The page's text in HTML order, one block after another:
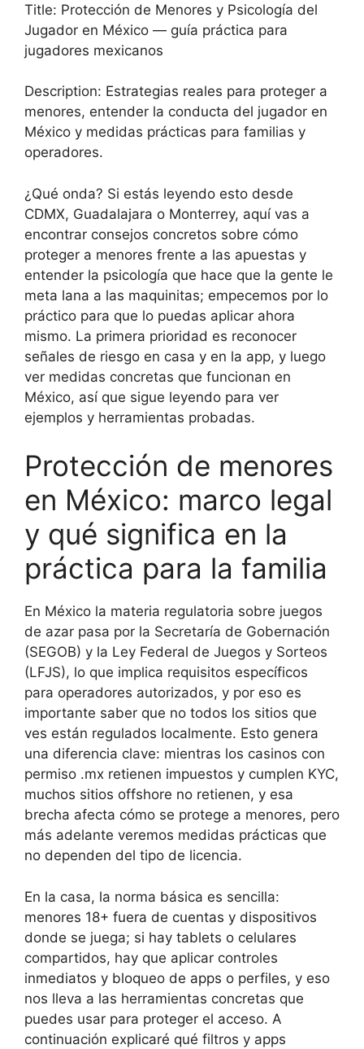
Title: Protección de Menores y Psicología del
Jugador en México — guía práctica para
jugadores mexicanos
Description: Estrategias reales para proteger a
menores, entender la conducta del jugador en
México y medidas prácticas para familias y
operadores.
¿Qué onda? Si estás leyendo esto desde
CDMX, Guadalajara o Monterrey, aquí vas a
encontrar consejos concretos sobre cómo
proteger a menores frente a las apuestas y
entender la psicología que hace que la gente le
meta lana a las maquinitas; empecemos por lo
práctico para que lo puedas aplicar ahora
mismo. La primera prioridad es reconocer
señales de riesgo en casa y en la app, y luego
ver medidas concretas que funcionan en
México, así que sigue leyendo para ver
ejemplos y herramientas probadas.
Protección de menores
en México: marco legal
y qué significa en la
práctica para la familia
En México la materia regulatoria sobre juegos
de azar pasa por la Secretaría de Gobernación
(SEGOB) y la Ley Federal de Juegos y Sorteos
(LFJS), lo que implica requisitos específicos
para operadores autorizados, y por eso es
importante saber que no todos los sitios que
ves están regulados localmente. Esto genera
una diferencia clave: mientras los casinos con
permiso .mx retienen impuestos y cumplen KYC,
muchos sitios offshore no retienen, y esa
brecha afecta cómo se protege a menores, pero
más adelante veremos medidas prácticas que
no dependen del tipo de licencia.
En la casa, la norma básica es sencilla:
menores 18+ fuera de cuentas y dispositivos
donde se juega; si hay tablets o celulares
compartidos, hay que aplicar controles
inmediatos y bloqueo de apps o perfiles, y eso
nos lleva a las herramientas concretas que
puedes usar para proteger el acceso. A
continuación explicaré qué filtros y apps